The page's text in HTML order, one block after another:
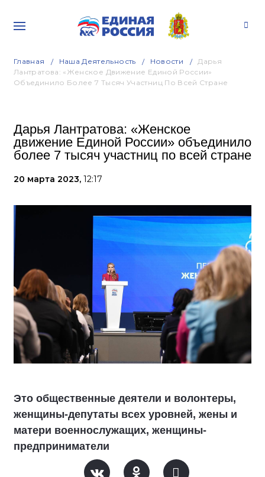
Главная Наша Деятельность Новости
Дарья
Лантратова: «Женское Движение Единой России»
Объединило Более 7 Тысяч Участниц По Всей Стране
Дарья Лантратова: «Женское
движение Единой России» объединило
более 7 тысяч участниц по всей стране
20 марта 2023, 12:17
Это общественные деятели и волонтеры,
женщины-депутаты всех уровней, жены и
матери военнослужащих, женщины-
предприниматели